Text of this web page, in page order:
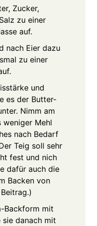
Zucker,
zu einer
auf.
nach Eier dazu
zu einer
und
es der Butter-
Nimm am
weniger Mehl
nach Bedarf
Teig soll sehr
fest und nich
dafür auch die
Backen von
Backform mit
sie danach mit